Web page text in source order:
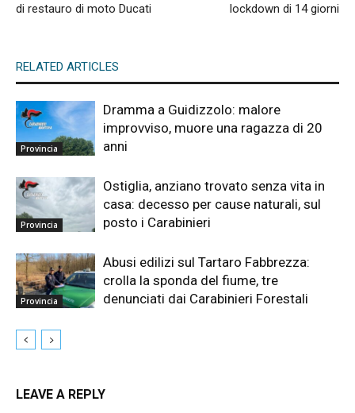
di restauro di moto Ducati
lockdown di 14 giorni
RELATED ARTICLES
Provincia
Dramma a Guidizzolo: malore
improvviso, muore una ragazza di 20
anni
Provincia
Ostiglia, anziano trovato senza vita in
casa: decesso per cause naturali, sul
posto i Carabinieri
Provincia
Abusi edilizi sul Tartaro Fabbrezza:
crolla la sponda del fiume, tre
denunciati dai Carabinieri Forestali
LEAVE A REPLY